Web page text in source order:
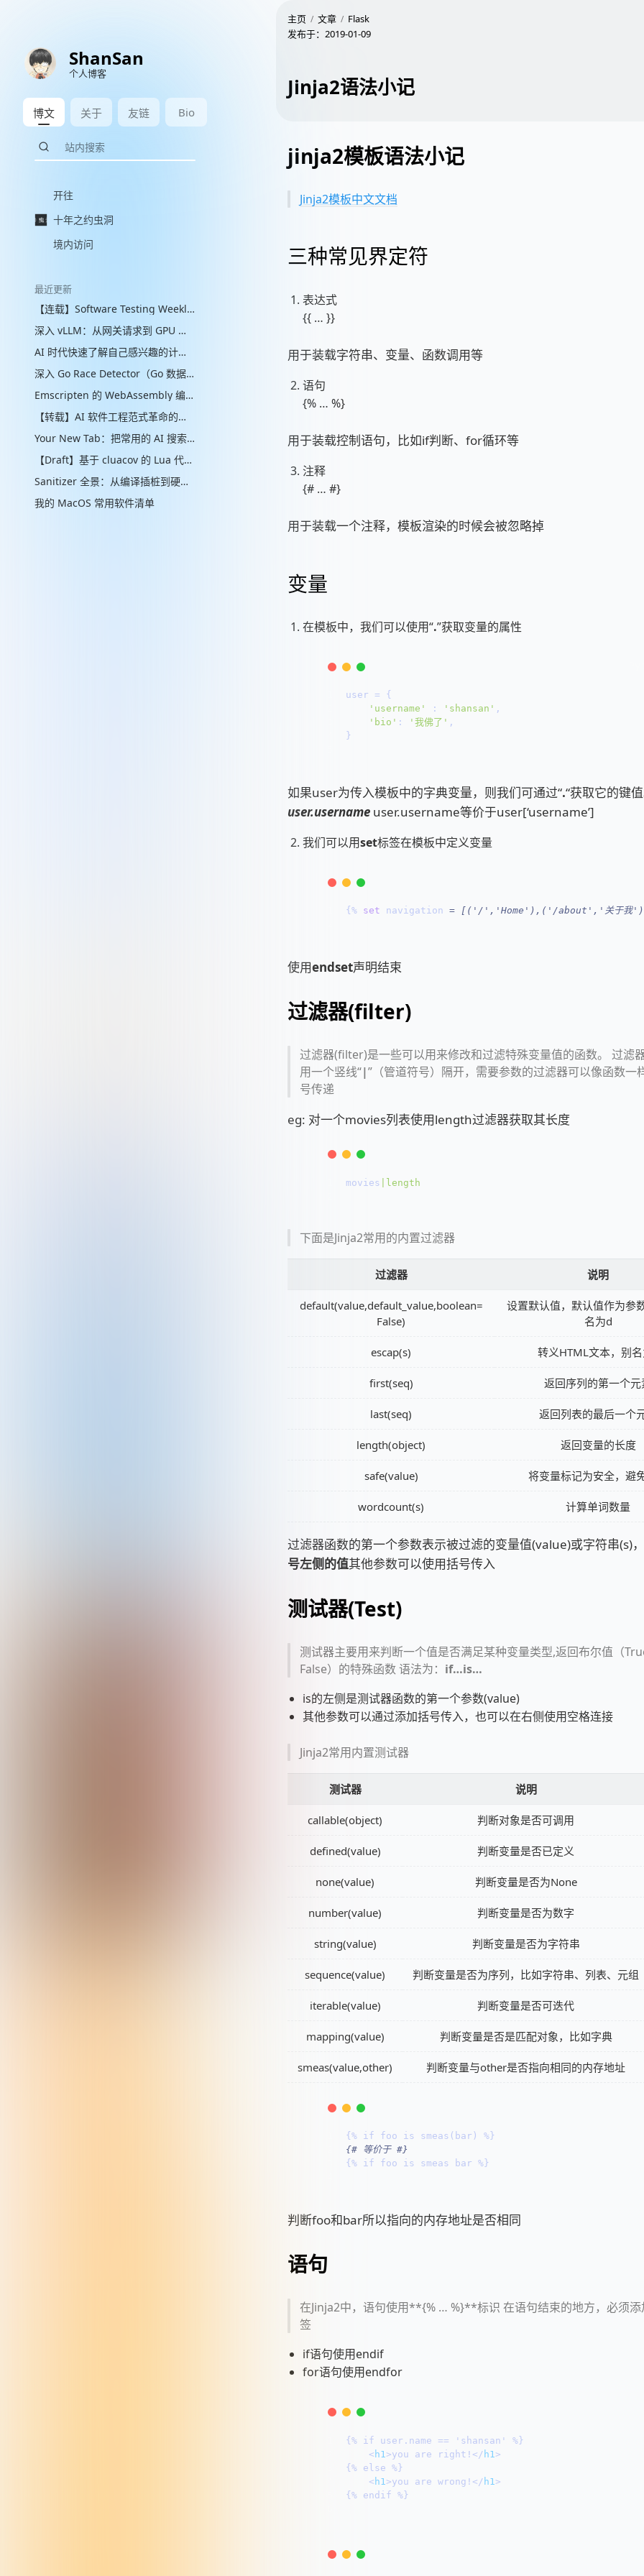
ShanSan
个人博客
博文 关于 友链 Bio
开往
十年之约虫洞
境内访问
最近更新
【连载】Software Testing Weekly 图文解读 with VLM
深入 vLLM：从网关请求到 GPU 批处理的推理引擎实现
AI 时代快速了解自己感兴趣的计算机辅助的“制作工艺”管线
深入 Go Race Detector（Go 数据竞争检测器）：从编译器插桩到 ThreadSanitizer 运行时
Emscripten 的 WebAssembly 编译实现解析
【转载】AI 软件工程范式革命的思考
Your New Tab：把常用的 AI 搜索放进新标签页
【Draft】基于 cluacov 的 Lua 代码分支覆盖率统计：从行级近似到指令级精确
Sanitizer 全景：从编译插桩到硬件标签的内存安全检测演进
我的 MacOS 常用软件清单
主页 文章
Flask
发布于： 2019-01-09
Jinja2语法小记
jinja2模板语法小记
Jinja2模板中文文档
三种常见界定符
表达式
{{ … }}
用于装载字符串、变量、函数调用等
语句
{% … %}
用于装载控制语句，比如if判断、for循环等
注释
{# … #}
用于装载一个注释，模板渲染的时候会被忽略掉
变量
在模板中，我们可以使用“.”获取变量的属性
user = {
'username'
: 'shansan' ,
'bio' : '我佛了' ,
}
如果user为传入模板中的字典变量，则我们可通过“.“获取它的键
user.username user.username等价于user[‘username’]
我们可以用set标签在模板中定义变量
{% set navigation = [( '/' , 'Home' ),( '/about' , '关于我'
使用endset声明结束
过滤器(filter)
过滤器(filter)是一些可以用来修改和过滤特殊变量值的函数。 过滤
用一个竖线“|”（管道符号）隔开，需要参数的过滤器可以像函数一
号传递
eg: 对一个movies列表使用length过滤器获取其长度
movies |length
下面是Jinja2常用的内置过滤器
过滤器 说明
default(value,default_value,boolean=
False)
设置默认值，默认值作为参
名为d
escap(s) 转义HTML文本，别
first(seq) 返回序列的第一个元
last(seq) 返回列表的最后一个
length(object) 返回变量的长度
safe(value) 将变量标记为安全，避
wordcount(s) 计算单词数量
过滤器函数的第一个参数表示被过滤的变量值(value)或字符串(s)，
号左侧的值其他参数可以使用括号传入
测试器(Test)
测试器主要用来判断一个值是否满足某种变量类型,返回布尔值（
False）的特殊函数 语法为： if…is…
is的左侧是测试器函数的第一个参数(value)
其他参数可以通过添加括号传入，也可以在右侧使用空格连接
Jinja2常用内置测试器
测试器 说明
callable(object) 判断对象是否可调用
defined(value) 判断变量是否已定义
none(value) 判断变量是否为None
number(value) 判断变量是否为数字
string(value) 判断变量是否为字符串
sequence(value) 判断变量是否为序列，比如字符串、列表、元组
iterable(value) 判断变量是否可迭代
mapping(value) 判断变量是否是匹配对象，比如字典
smeas(value,other) 判断变量与other是否指向相同的内存地址
{% if foo is smeas(bar) %}
{# 等价于 #}
{% if foo is smeas bar %}
判断foo和bar所以指向的内存地址是否相同
语句
在Jinja2中，语句使用**{% … %}**标识 在语句结束的地方，必须添
签
if语句使用endif
for语句使用endfor
{% if user.name == 'shansan' %}
< h1 >you are right! </ h1 >
{% else %}
< h1 >you are wrong! </ h1 >
{% endif %}